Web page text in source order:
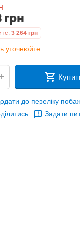
грн
3 264 грн
уточнюйте
до переліку
Задати